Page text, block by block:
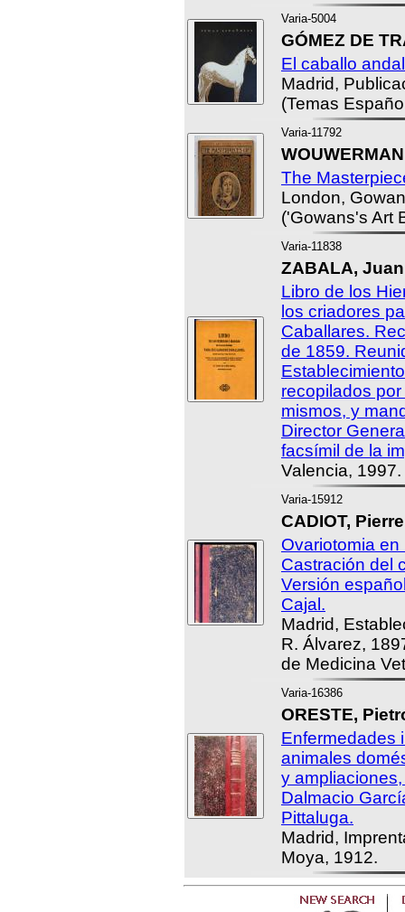
Varia-5004
GÓMEZ DE
El caballo
Madrid,
(Temas
Varia-11792
The
London,
('Gowans's Art
Varia-11838
ZABALA,
Libro de los
los criadores
Caballares.
de 1859.
recopilados
mismos, y
Director
facsímil de la
Valencia, 1997.
Varia-15912
CADIOT,
Ovariotomia
Castración del
Versión
Cajal.
Madrid,
R. Álvarez,
de Medicina
Varia-16386
ORESTE,
Enfermedades
animales
y
Dalmacio
Pittaluga.
Madrid,
Moya, 1912.